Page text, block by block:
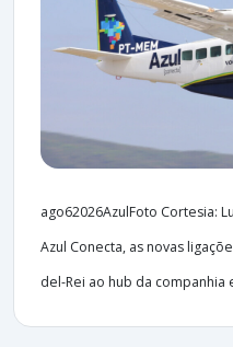
ago62026AzulFoto Cortesia:
Azul Conecta, as novas
del-Rei ao hub da companhia